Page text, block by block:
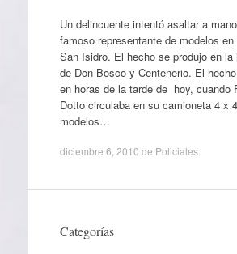
Un delincuente intentó asaltar a
famoso representante de modelos
San Isidro. El hecho se produjo en la
de Don Bosco y Centenerio. El
en horas de la tarde de hoy, cuando
Dotto circulaba en su camioneta 4 x
modelos…
diciembre 6, 2010 de Policiales.
Categorías